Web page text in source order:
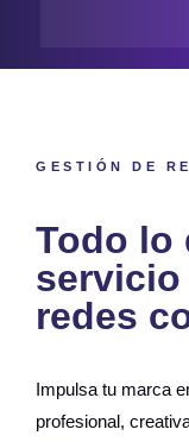
GESTIÓN DE
Todo lo
servicio
redes
Impulsa tu marca
profesional,